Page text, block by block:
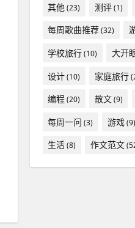
其他 (23) 测评(1)
每周歌曲推荐(32)
学校旅行(10) 大开
设计(10) 家庭旅行
编程(20) 散文(9)
每周一问 (3) 游戏(9)
生活(8) 作文范文